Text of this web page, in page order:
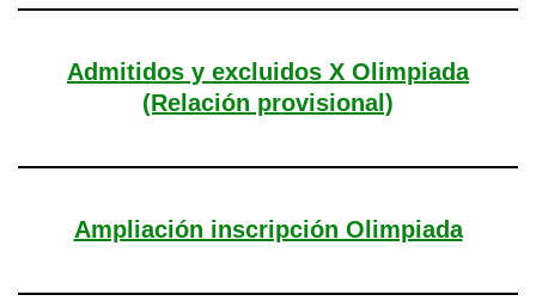
Admitidos y excluidos X Olimpiada
(Relación provisional)
Ampliación inscripción Olimpiada